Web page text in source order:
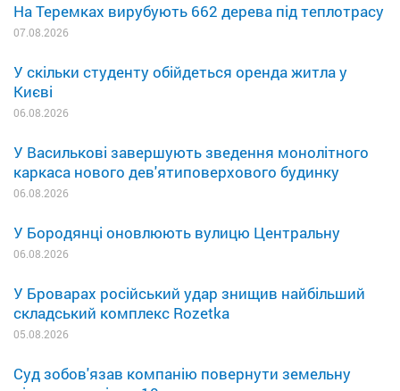
На Теремках вирубують 662 дерева під теплотрасу
07.08.2026
У скільки студенту обійдеться оренда житла у
Києві
06.08.2026
У Василькові завершують зведення монолітного
каркаса нового дев'ятиповерхового будинку
06.08.2026
У Бородянці оновлюють вулицю Центральну
06.08.2026
У Броварах російський удар знищив найбільший
складський комплекс Rozetka
05.08.2026
Суд зобов'язав компанію повернути земельну